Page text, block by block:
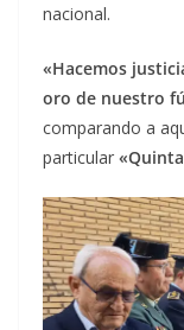
nacional.
«Hacemos
oro de nuestro
comparando a
particular